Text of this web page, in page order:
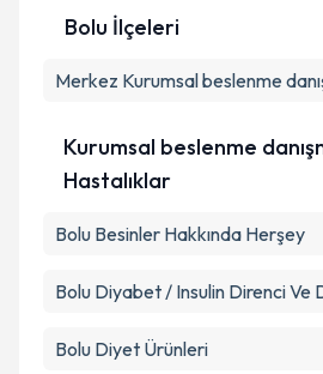
Bolu İlçeleri
Merkez Kurumsal beslenme
Kurumsal beslenme
Hastalıklar
Bolu Besinler Hakkında Herşey
Bolu Diyabet / Insulin Direnci Ve
Bolu Diyet Ürünleri